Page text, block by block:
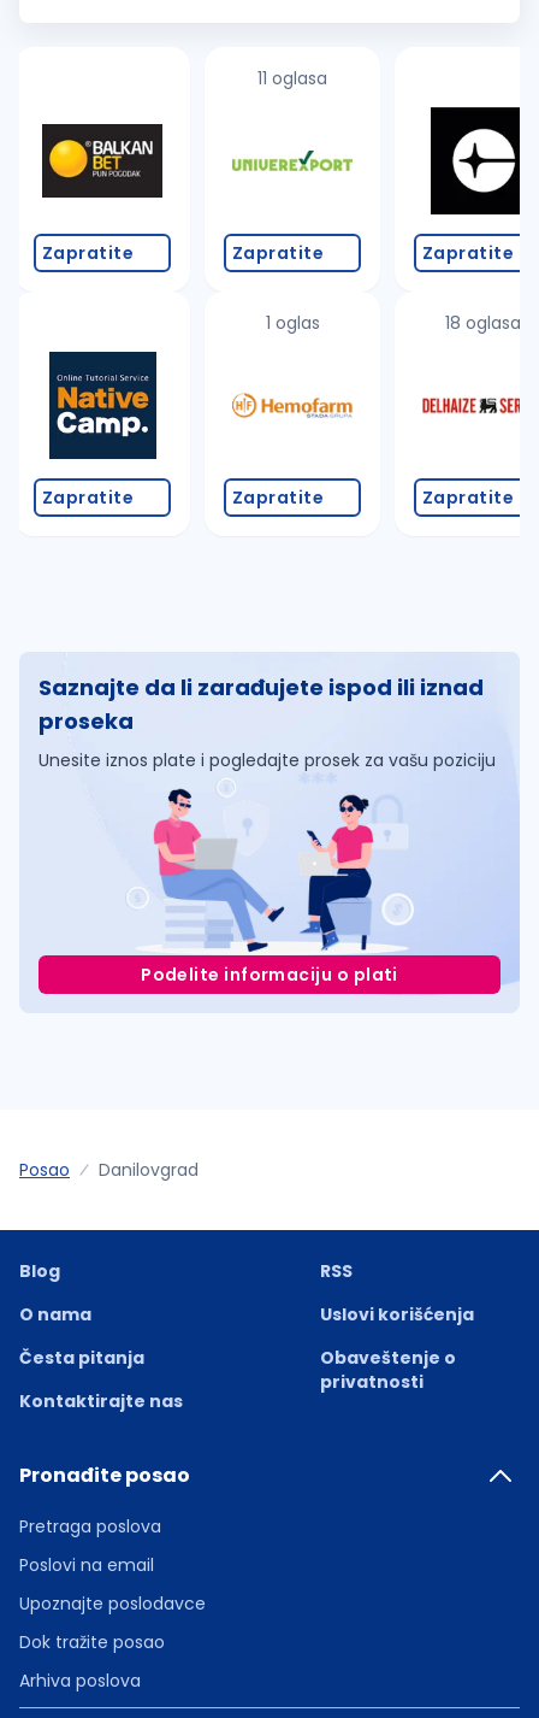
poziciji Ope...
Zapratite
Zapratite
11 oglasa
Zapratite
1 oglas
Zapratite
Zapratite
18 oglasa
Zapratite
Saznajte da li zarađujete ispod ili iznad
proseka
Unesite iznos plate i pogledajte prosek za vašu poziciju
Podelite informaciju o plati
Posao Danilovgrad
Blog
O nama
Česta pitanja
Kontaktirajte nas
RSS
Uslovi korišćenja
Obaveštenje o
privatnosti
Pronađite posao
Pretraga poslova
Poslovi na email
Upoznajte poslodavce
Dok tražite posao
Arhiva poslova